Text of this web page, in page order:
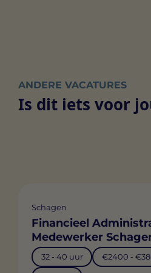
ANDERE VACATURES
Is dit iets voor
Schagen
Financieel
Medewerker
32 - 40 uur €2400 -